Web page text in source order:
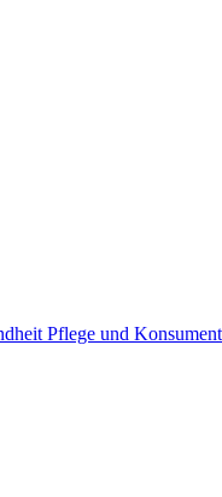
Pflege und